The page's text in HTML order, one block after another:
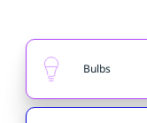
Bulbs